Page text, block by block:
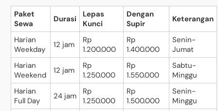
Paket
Sewa
Durasi
Lepas
Kunci
Dengan
Supir
Keterangan
Harian
Weekday
12 jam
Rp
1.200.000
Rp
1.400.000
Senin-
Jumat
Harian
Weekend
12 jam
Rp
1.250.000
Rp
1.550.000
Sabtu-
Minggu
Harian
Full Day
24 jam
Rp
1.250.000
Rp
1.500.000
Senin-
Minggu